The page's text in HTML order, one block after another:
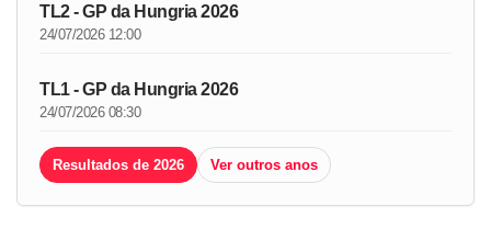
TL2 - GP da Hungria 2026
24/07/2026 12:00
TL1 - GP da Hungria 2026
24/07/2026 08:30
Resultados de 2026 Ver outros anos